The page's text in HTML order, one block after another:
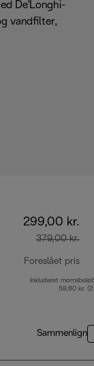
299,00 kr.
379,00 kr.
Foreslået pris
Inkluderet
59,80 kr.
Sammenlign